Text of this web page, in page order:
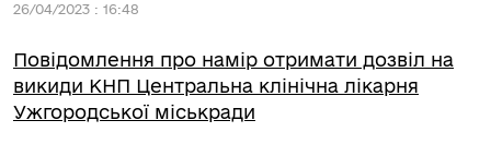
26/04/2023 : 16:48
Повідомлення про намір отримати дозвіл на
викиди КНП Центральна клінічна лікарня
Ужгородської міськради